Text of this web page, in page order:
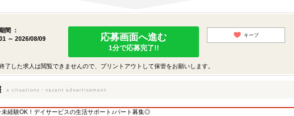
間 ：
～ 2026/08/09
応募画面へ進む
1分で応募完了!!
キープ
了した求人は閲覧できませんので、プリントアウトして保管をお願いします。
経験OK！デイサービスの生活サポート♪パート募集◎